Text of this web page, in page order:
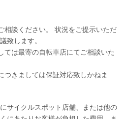
相談ください。 状況をご提示いただ
致します。
ては最寄の自転車店にてご相談いた
きましては保証対応致しかねま
サイクルスポット店舗、または他の